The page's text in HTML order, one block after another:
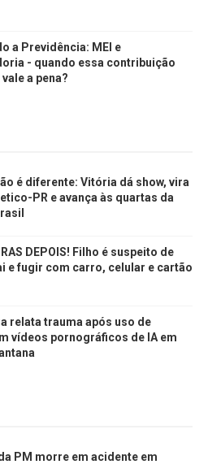
a Previdência: MEI e
- quando essa contribuição
a pena?
é diferente: Vitória dá show, vira
PR e avança às quartas da
DEPOIS! Filho é suspeito de
e fugir com carro, celular e cartão
relata trauma após uso de
vídeos pornográficos de IA em
PM morre em acidente em